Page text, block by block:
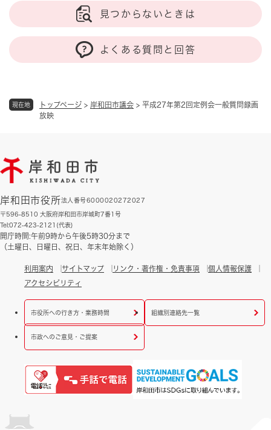
現在地 トップページ > 岸和田市議会 > 平成27年第2回定例会一般質問録画
放映
見つからないときは
よくある質問と回答
岸和田市役所法人番号6000020272027
〒596-8510 大阪府岸和田市岸城町7番1号
Tel:072-423-2121(代表)
開庁時間:午前9時から午後5時30分まで
（土曜日、日曜日、祝日、年末年始除く）
利用案内 サイトマップ リンク・著作権・免責事項
個人情報保護
アクセシビリティ
市役所への行き方・業務時間 組織別連絡先一覧
市政へのご意見・ご提案